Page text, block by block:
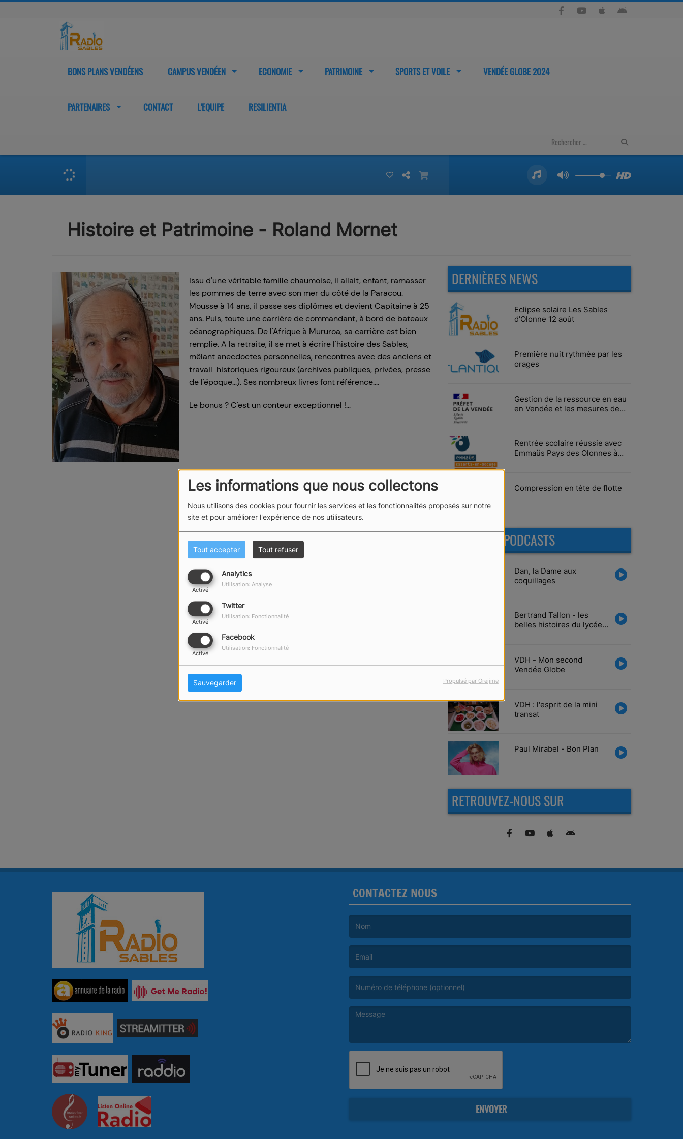
Les informations que nous collectons
Nous utilisons des cookies pour fournir les services et les fonctionnalités proposés sur notre
site et pour améliorer l'expérience de nos utilisateurs.
Tout accepter Tout refuser
Analytics
Activé
Utilisation: Analyse
Twitter
Activé
Utilisation: Fonctionnalité
Facebook
Activé
Utilisation: Fonctionnalité
Sauvegarder Propulsé par Orejime
BONS PLANS VENDÉENS CAMPUS VENDÉEN ECONOMIE PATRIMOINE SPORTS ET VOILE VENDÉE GLOBE 2024
PARTENAIRES CONTACT L'EQUIPE RESILIENTIA
Histoire et Patrimoine - Roland Mornet
Issu d'une véritable famille chaumoise, il allait, enfant, ramasser
les pommes de terre avec son mer du côté de la Paracou.
Mousse à 14 ans, il passe ses diplômes et devient Capitaine à 25
ans. Puis, toute une carrière de commandant, à bord de bateaux
oéanographiques. De l'Afrique à Mururoa, sa carrière est bien
remplie. A la retraite, il se met à écrire l'histoire des Sables,
mêlant anecdoctes personnelles, rencontres avec des anciens et
travail historiques rigoureux (archives publiques, privées, presse
de l'époque...). Ses nombreux livres font référence.
Le bonus ? C'est un conteur exceptionnel !
DERNIÈRES NEWS
Eclipse solaire Les Sables
d'Olonne 12 août
Première nuit rythmée par les
orages
Gestion de la ressource en eau
en Vendée et les mesures de
Rentrée scolaire réussie avec
Emmaüs Pays des Olonnes à
Compression en tête de flotte
DERNIERS PODCASTS
Dan, la Dame aux
coquillages
Bertrand Tallon - les
belles histoires du lycée
VDH - Mon second
Vendée Globe
VDH : l'esprit de la mini
transat
Paul Mirabel - Bon Plan
RETROUVEZ-NOUS SUR
CONTACTEZ NOUS
ENVOYER